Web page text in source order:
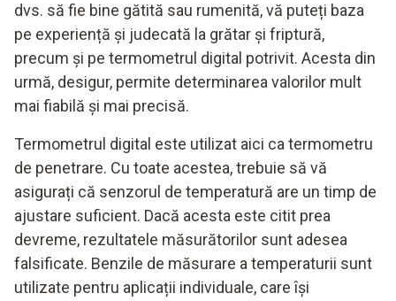
dvs. să fie bine gătită sau rumenită, vă puteți baza
pe experiență și judecată la grătar și friptură,
precum și pe termometrul digital potrivit. Acesta din
urmă, desigur, permite determinarea valorilor mult
mai fiabilă și mai precisă.
Termometrul digital este utilizat aici ca termometru
de penetrare. Cu toate acestea, trebuie să vă
asigurați că senzorul de temperatură are un timp de
ajustare suficient. Dacă acesta este citit prea
devreme, rezultatele măsurătorilor sunt adesea
falsificate. Benzile de măsurare a temperaturii sunt
utilizate pentru aplicații individuale, care își